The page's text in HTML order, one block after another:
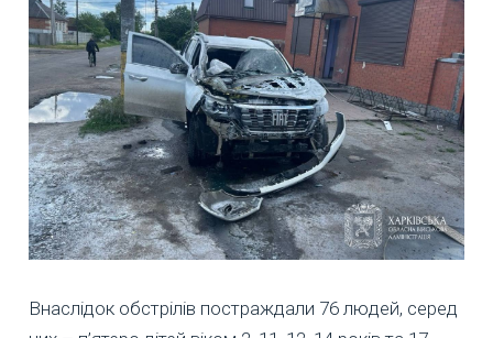
Внаслідок обстрілів постраждали 76 людей, серед